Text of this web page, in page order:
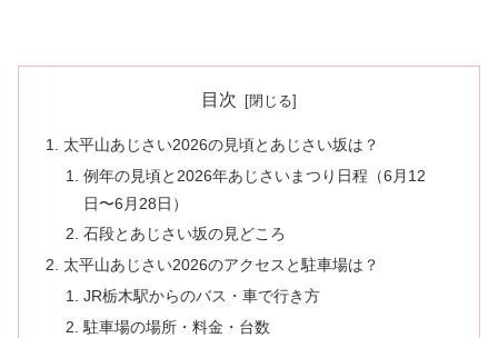
目次
太平山あじさい2026の見頃とあじさい坂は？
例年の見頃と2026年あじさいまつり日程（6月12
日〜6月28日）
石段とあじさい坂の見どころ
太平山あじさい2026のアクセスと駐車場は？
JR栃木駅からのバス・車で行き方
駐車場の場所・料金・台数